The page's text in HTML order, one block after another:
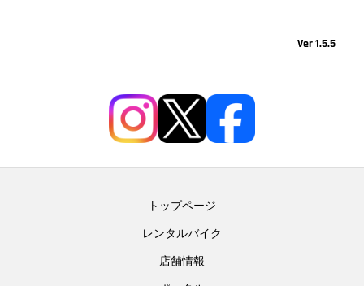
Ver 1.5.5
トップページ
レンタルバイク
店舗情報